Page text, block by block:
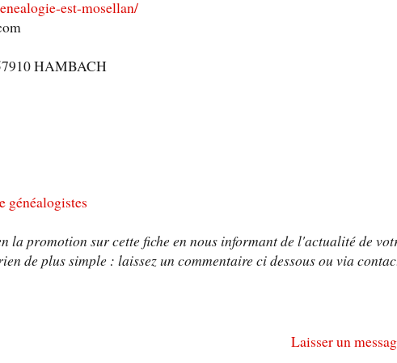
est-mosellan/
HAMBACH
généalogistes
la promotion sur cette fiche en nous informant de l'actualité de
de plus simple : laissez un commentaire ci dessous ou via
Laisser un